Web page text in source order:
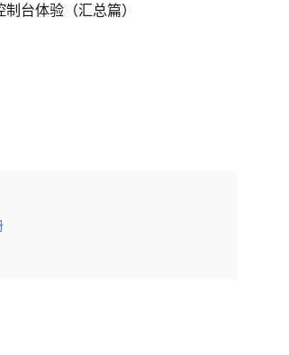
台体验（汇总篇）